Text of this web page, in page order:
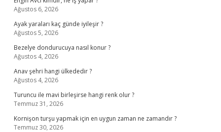
Ağustos 6, 2026
Ayak yaraları kaç günde iyileşir ?
Ağustos 5, 2026
Bezelye dondurucuya nasıl konur ?
Ağustos 4, 2026
Anav şehri hangi ülkededir ?
Ağustos 4, 2026
Turuncu ile mavi birleşirse hangi renk olur ?
Temmuz 31, 2026
Kornişon turşu yapmak için en uygun zaman ne zamandır ?
Temmuz 30, 2026